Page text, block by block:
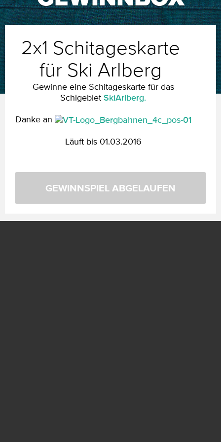
2x1 Schitageskarte
für Ski Arlberg
Gewinne eine Schitageskarte für das
Schigebiet SkiArlberg.
Danke an
Läuft bis 01.03.2016
GEWINNSPIEL ABGELAUFEN